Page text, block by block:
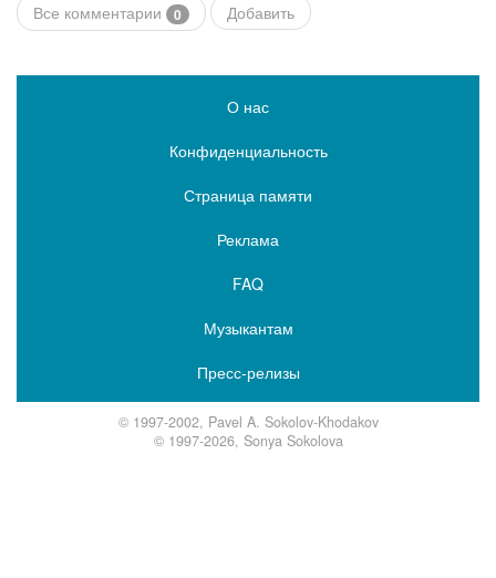
Все комментарии 0 Добавить
О нас
Конфиденциальность
Страница памяти
Реклама
FAQ
Музыкантам
Пресс-релизы
© 1997-2002, Pavel A. Sokolov-Khodakov
© 1997-2026, Sonya Sokolova